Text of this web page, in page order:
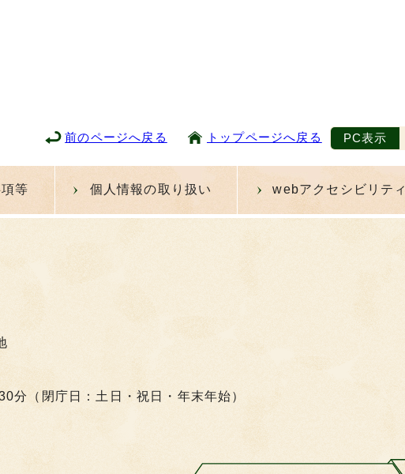
前のページへ戻る トップページへ戻る PC表示
等 個人情報の取り扱い webアクセシビリティ
（閉庁日：土日・祝日・年末年始）